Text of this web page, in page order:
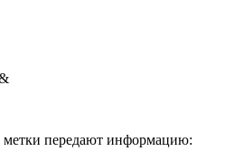
метки передают информацию: